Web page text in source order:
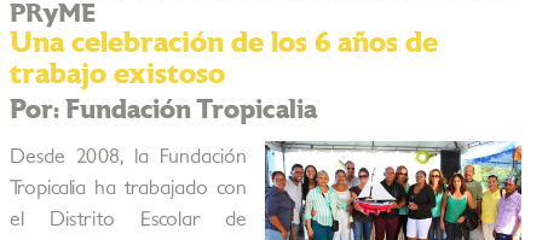
PRyME
Una celebración de los 6 años de
trabajo existoso
Por: Fundación Tropicalia
Desde 2008, la Fundación
Tropicalia ha trabajado con
el Distrito Escolar de